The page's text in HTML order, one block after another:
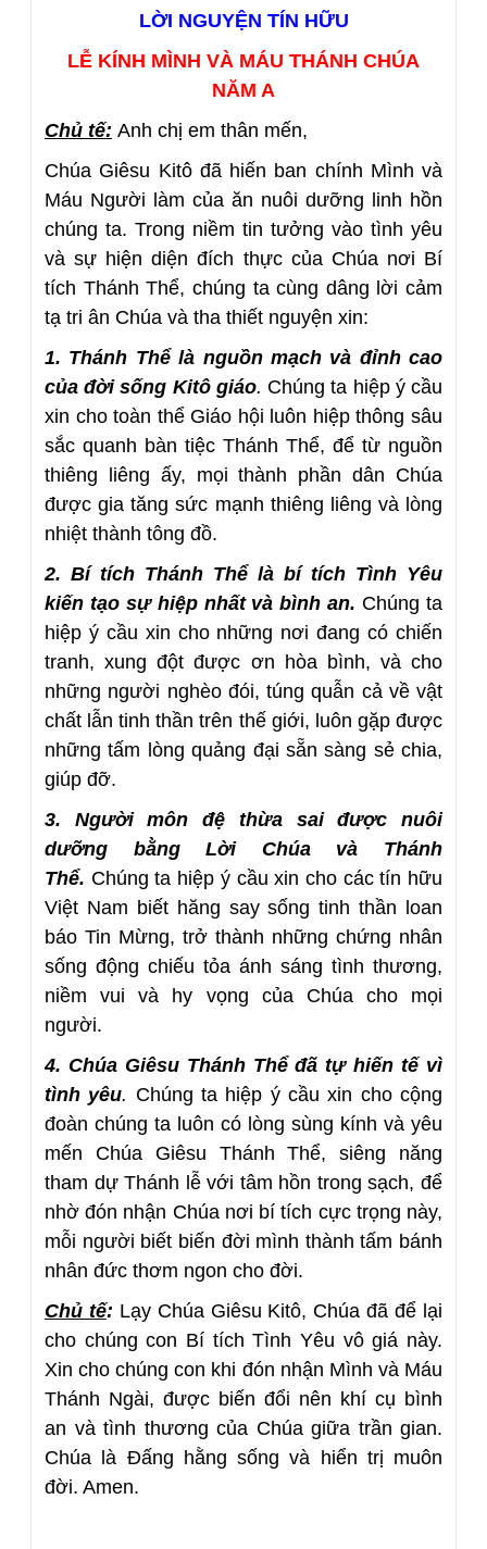
LỜI NGUYỆN TÍN HỮU
LỄ KÍNH MÌNH VÀ MÁU THÁNH CHÚA
NĂM A
Chủ tế: Anh chị em thân mến,
Chúa Giêsu Kitô đã hiến ban chính Mình và
Máu Người làm của ăn nuôi dưỡng linh hồn
chúng ta. Trong niềm tin tưởng vào tình yêu
và sự hiện diện đích thực của Chúa nơi Bí
tích Thánh Thể, chúng ta cùng dâng lời cảm
tạ tri ân Chúa và tha thiết nguyện xin:
1. Thánh Thể là nguồn mạch và đỉnh cao
của đời sống Kitô giáo. Chúng ta hiệp ý cầu
xin cho toàn thể Giáo hội luôn hiệp thông sâu
sắc quanh bàn tiệc Thánh Thể, để từ nguồn
thiêng liêng ấy, mọi thành phần dân Chúa
được gia tăng sức mạnh thiêng liêng và lòng
nhiệt thành tông đồ.
2. Bí tích Thánh Thể là bí tích Tình Yêu
kiến tạo sự hiệp nhất và bình an. Chúng ta
hiệp ý cầu xin cho những nơi đang có chiến
tranh, xung đột được ơn hòa bình, và cho
những người nghèo đói, túng quẫn cả về vật
chất lẫn tinh thần trên thế giới, luôn gặp được
những tấm lòng quảng đại sẵn sàng sẻ chia,
giúp đỡ.
3. Người môn đệ thừa sai được nuôi
dưỡng bằng Lời Chúa và Thánh
Thể. Chúng ta hiệp ý cầu xin cho các tín hữu
Việt Nam biết hăng say sống tinh thần loan
báo Tin Mừng, trở thành những chứng nhân
sống động chiếu tỏa ánh sáng tình thương,
niềm vui và hy vọng của Chúa cho mọi
người.
4. Chúa Giêsu Thánh Thể đã tự hiến tế vì
tình yêu. Chúng ta hiệp ý cầu xin cho cộng
đoàn chúng ta luôn có lòng sùng kính và yêu
mến Chúa Giêsu Thánh Thể, siêng năng
tham dự Thánh lễ với tâm hồn trong sạch, để
nhờ đón nhận Chúa nơi bí tích cực trọng này,
mỗi người biết biến đời mình thành tấm bánh
nhân đức thơm ngon cho đời.
Chủ tế: Lạy Chúa Giêsu Kitô, Chúa đã để lại
cho chúng con Bí tích Tình Yêu vô giá này.
Xin cho chúng con khi đón nhận Mình và Máu
Thánh Ngài, được biến đổi nên khí cụ bình
an và tình thương của Chúa giữa trần gian.
Chúa là Đấng hằng sống và hiển trị muôn
đời. Amen.